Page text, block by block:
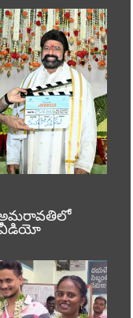
అమరావతిలో
వీడియో